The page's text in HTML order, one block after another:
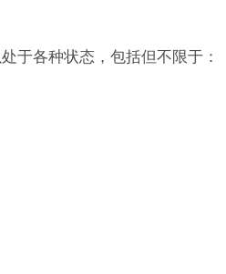
于各种状态，包括但不限于：